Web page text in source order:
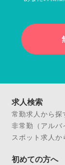
求人検索
常勤求人から探
非常勤（アルバ
スポット求人か
初めての方へ